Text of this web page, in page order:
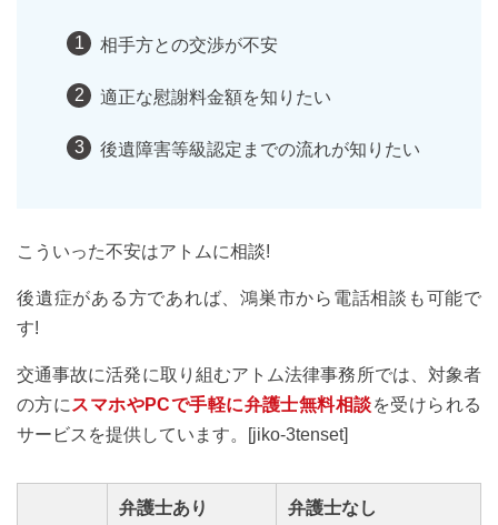
相手方との交渉が不安
適正な慰謝料金額を知りたい
後遺障害等級認定までの流れが知りたい
こういった不安はアトムに相談!
後遺症がある方であれば、鴻巣市から電話相談も可能で
す!
交通事故に活発に取り組むアトム法律事務所では、対象者
の方に スマホやPCで手軽に弁護士無料相談を受けられる
サービスを提供しています。[jiko-3tenset]
弁護士あり 弁護士なし